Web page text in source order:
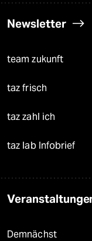
Newsletter
team zukunft
taz frisch
taz zahl ich
taz lab Infobrief
Demnächst